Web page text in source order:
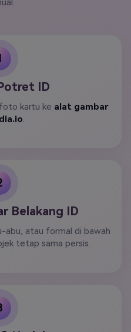
ID
kartu ke alat gambar
.
Belakang ID
abu, atau formal di bawah
tetap sama persis.